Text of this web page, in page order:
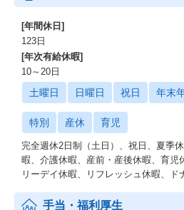
[年間休日]
123日
[年次有給休暇]
10～20日
土曜日 日曜日 祝日 年末
特別 産休 育児
完全週休2日制（土日）、祝日、夏季
暇、介護休暇、産前・産後休暇、育
リーデイ休暇、リフレッシュ休暇、ド
手当・福利厚生